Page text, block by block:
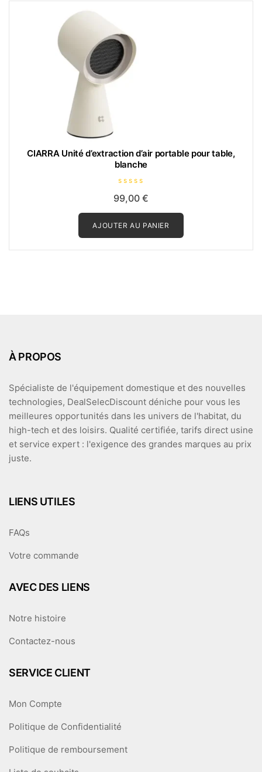
CIARRA Unité d’extraction d’air portable pour table,
blanche
o
e
s
r
5
99,00 €
AJOUTER AU PANIER
À PROPOS
Spécialiste de l'équipement domestique et des nouvelles
technologies, DealSelecDiscount déniche pour vous les
meilleures opportunités dans les univers de l'habitat, du
high-tech et des loisirs. Qualité certifiée, tarifs direct usine
et service expert : l'exigence des grandes marques au prix
juste.
LIENS UTILES
FAQs
Votre commande
AVEC DES LIENS
Notre histoire
Contactez-nous
SERVICE CLIENT
Mon Compte
Politique de Confidentialité
Politique de remboursement